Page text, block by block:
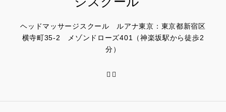
ヘッドマッサージスクール ルアナ東京：東京都新宿区
横寺町35-2 メゾンドローズ401（神楽坂駅から徒歩2
分）